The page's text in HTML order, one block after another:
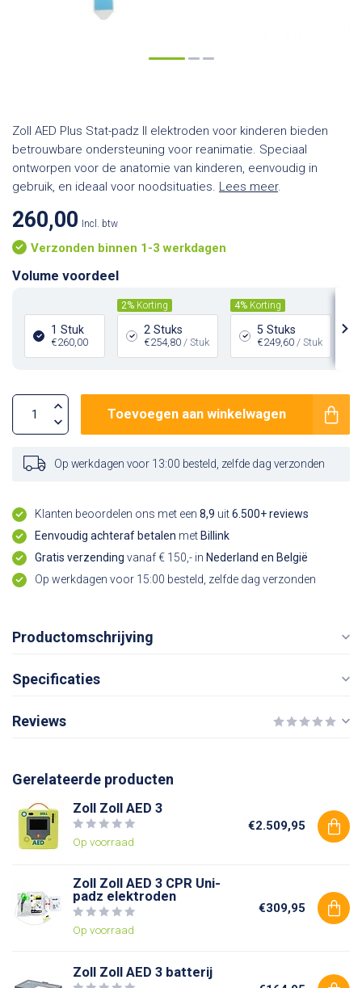
Zoll AED Plus Stat-padz II elektroden voor kinderen bieden
betrouwbare ondersteuning voor reanimatie. Speciaal
ontworpen voor de anatomie van kinderen, eenvoudig in
gebruik, en ideaal voor noodsituaties. Lees meer.
260,00 Incl. btw
Verzonden binnen 1-3 werkdagen
Volume voordeel
1 Stuk
€260,00
2% Korting
2 Stuks
€254,80 / Stuk
4% Korting
5 Stuks
€249,60 / Stuk
Toevoegen aan winkelwagen
Op werkdagen voor 13:00 besteld, zelfde dag verzonden
Klanten beoordelen ons met een 8,9 uit6.500+ reviews
Eenvoudig achteraf betalen met Billink
Gratis verzending vanaf € 150,- in Nederland en België
Op werkdagen voor 15:00 besteld, zelfde dag verzonden
Productomschrijving
Specificaties
Reviews
Gerelateerde producten
Zoll Zoll AED 3
Op voorraad
€2.509,95
Zoll Zoll AED 3 CPR Uni-
padz elektroden
Op voorraad
€309,95
Zoll Zoll AED 3 batterij